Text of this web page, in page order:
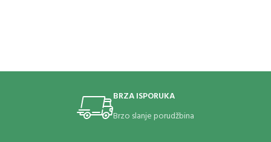
Gorivo: Zippo gorivo za upaljač
BRZA ISPORUKA
Brzo slanje porudžbina